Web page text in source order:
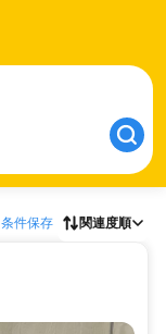
条件保存 関連度順